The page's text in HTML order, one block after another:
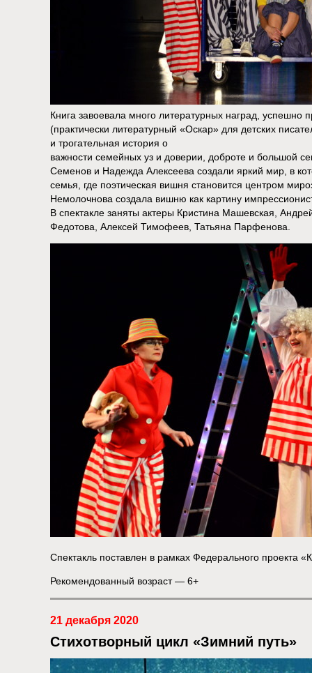
Книга завоевала много литературных наград, успешно
(практически литературный «Оскар» для детских
и трогательная история о
важности семейных уз и доверии, доброте и большой
Семенов и Надежда Алексеева создали яркий мир, в
семья, где поэтическая вишня становится центром
Немолочнова создала вишню как картину
В спектакле заняты актеры Кристина Машевская,
Федотова, Алексей Тимофеев, Татьяна Парфенова.
Спектакль поставлен в рамках Федерального проекта
Рекомендованный возраст — 6+
21 декабря 2020
Стихотворный цикл «Зимний путь»